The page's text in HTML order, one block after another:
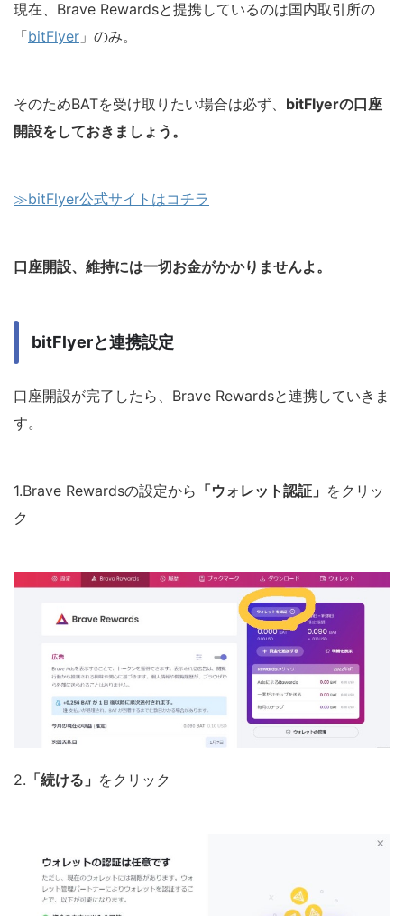
現在、Brave Rewardsと提携しているのは国内取引所の
「bitFlyer 」のみ。
そのためBATを受け取りたい場合は必ず、 bitFlyerの口座
開設をしておきましょう。
≫bitFlyer公式サイトはコチラ
口座開設、維持には一切お金がかかりませんよ。
bitFlyerと連携設定
口座開設が完了したら、Brave Rewardsと連携していきま
す。
1.Brave Rewardsの設定から 「ウォレット認証」 をクリッ
ク
2. 「続ける」 をクリック